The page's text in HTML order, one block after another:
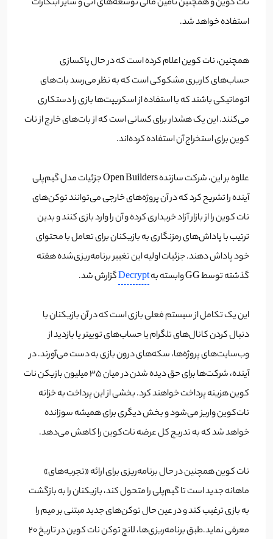
استفاده خواهد شد.
همچنین، نات کوین اعلام کرده است که در حال پاکسازی
حساب‌های کاربری مشکوکی است که به نظر می‌رسد بات‌های
اتوماتیکی باشند که با استفاده از اسکریپت‌ها بازی را دستکاری
می‌کنند. این یک هشدار برای کسانی است که از بات‌های خارج از نات
کوین برای استخراج آن استفاده کرده‌اند.
علاوه بر این، شرکت سازنده Open Builders جزئیات مدل گیم‌پلی
آینده را تشریح کرد که در آن پروژه‌های خارجی می‌توانند توکن‌های
نات کوین را از بازار آزاد خریداری کرده و آن را وارد بازی کنند و بدین
ترتیب با پاداش‌های رمزنگاری به بازیکنان برای تعامل با محتوای
خود پاداش دهند. جزئیات اولیه این تغییر برنامه‌ریزی‌شده هفته
گذشته توسط GG وابسته به
Decryptگزارش شد.
این یک تکامل از سیستم فعلی بازی است که در آن بازیکنان با
دنبال کردن کانال‌های تلگرام یا حساب‌های توییتر یا بازدید از
وب‌سایت‌های پروژه‌ها، سکه‌های درون بازی به دست می‌آورند. در
آینده، شرکت‌ها برای حق دیده شدن در میان ۳۵ میلیون بازیکن نات
کوین هزینه پرداخت خواهند کرد. بخشی از این پرداخت به خزانه
نات‌کوین واریز می‌شود و بخش دیگری برای همیشه سوزانده
خواهد شد که به تدریج کل عرضه نات‌کوین را کاهش می‌دهد.
نات کوین همچنین در حال برنامه‌ریزی برای ارائه «تجربه‌های»
ماهانه جدید است تا گیم‌پلی را متحول کند، بازیکنان را به بازگشت
به بازی ترغیب کند و در عین حال توکن‌های جدید مبتنی بر میم را
معرفی نماید.طبق برنامه‌ریزی‌ها، لانچ توکن نات کوین در تاریخ ۲۰